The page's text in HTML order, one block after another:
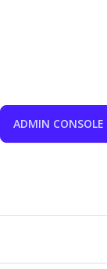
ADMIN CONSOLE